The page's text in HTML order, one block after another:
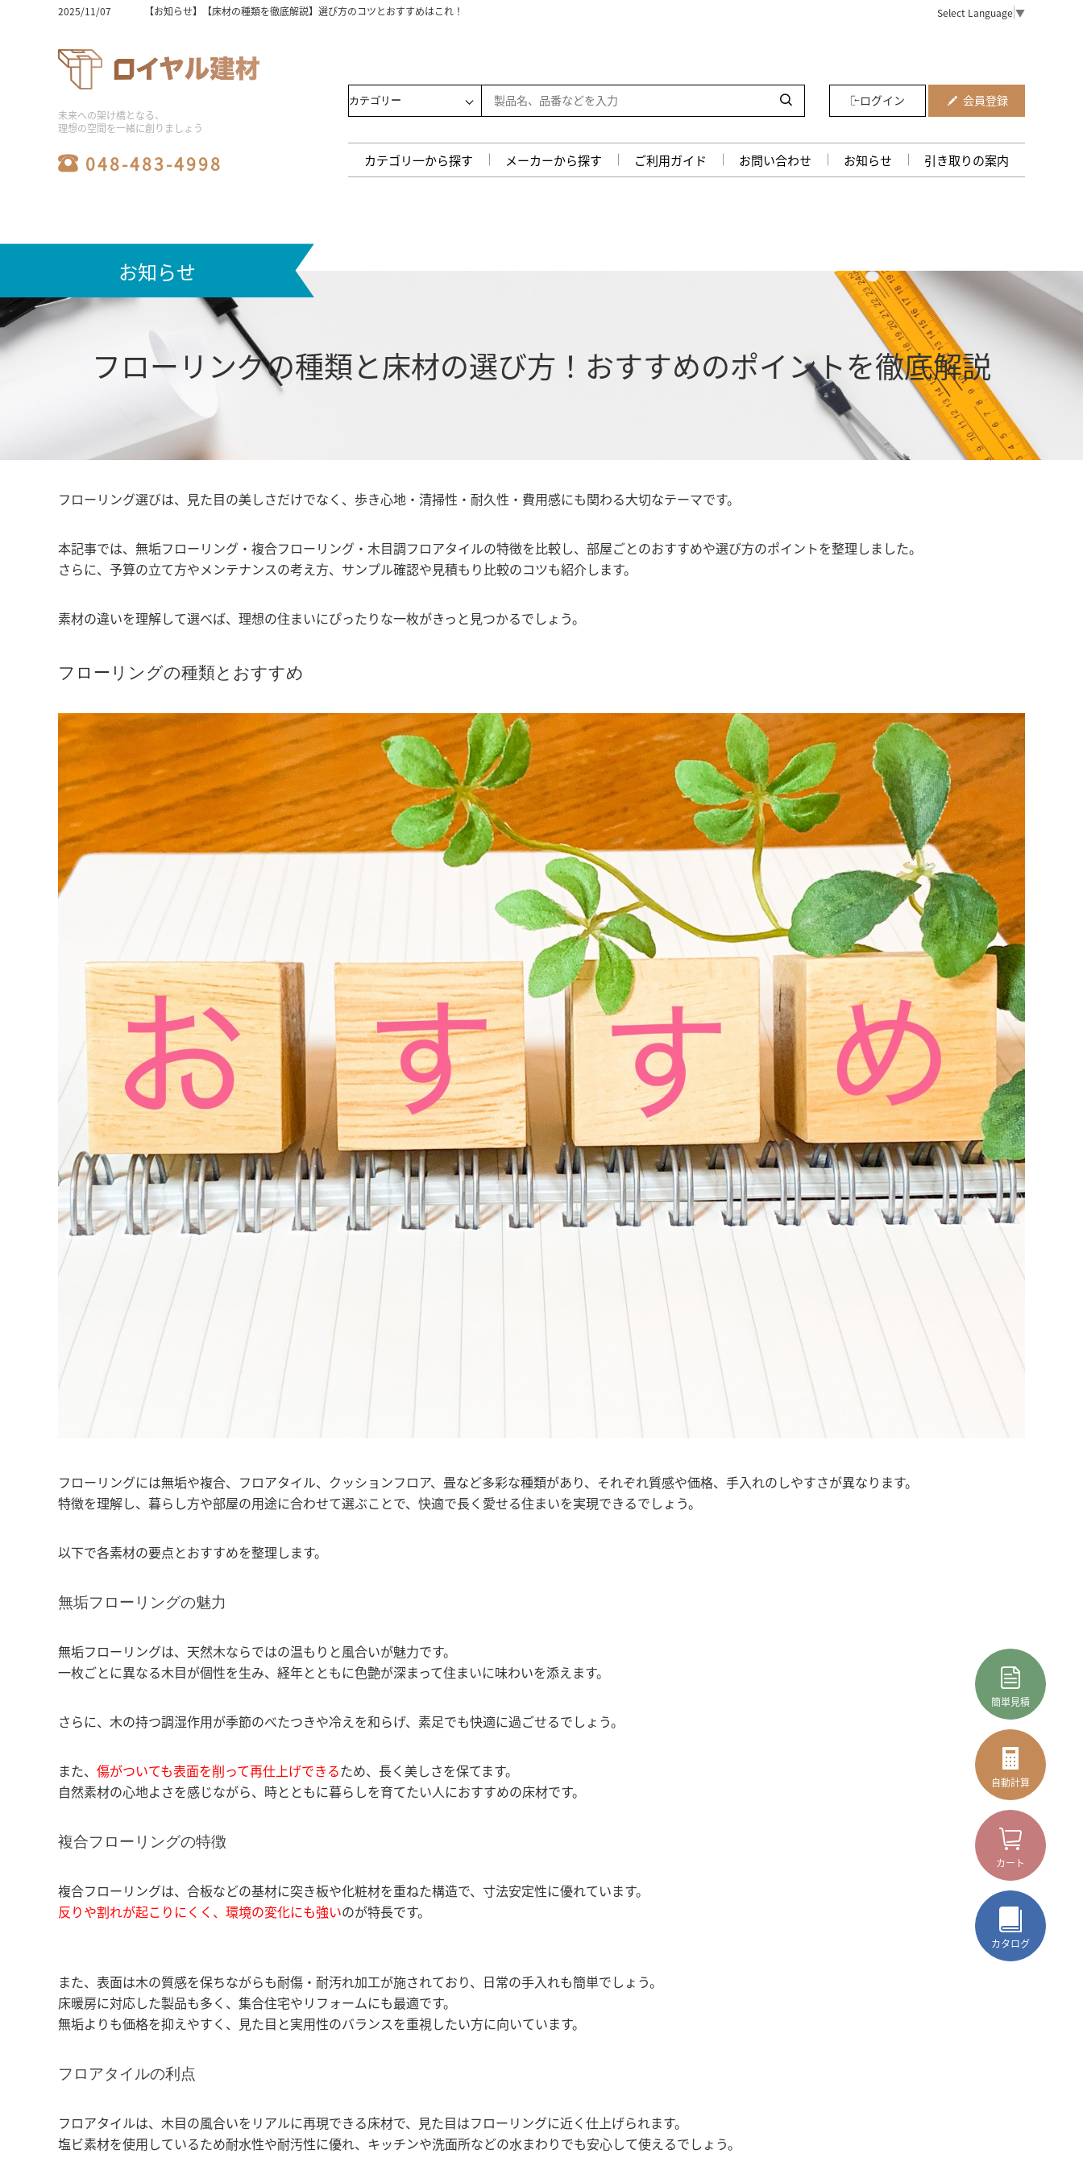
2025/11/07
【お知らせ】【床材選びの完全版】木の種類と特徴を徹底解説！
2025/11/07
【お知らせ】ユニットバスの工事費用込み相場を徹底解説！安く抑えるコツは？
2025/11/07
【お知らせ】フローリングの種類と床材の選び方！おすすめのポイントを徹底解説
2025/11/07
【お知らせ】【ビニル床タイル】初心者でも簡単！選び方と敷き方のコツ
【お知らせ】【激安】シャワーユニットを徹底比較！人気商品と選び方のコツ
2025/11/07
【お知らせ】【必見】シャワーユニットの人気メーカー徹底比較！
2025/11/06
【お知らせ】【保存版】システムバス価格の比較とおすすめ商品ランキング
【お知らせ】ユニットバスの工事の費用相場と工期｜安くする方法や事例も解説
2025/08/06
【お知らせ】床材の種類は何がある？価格・特徴と部屋別に選び方も解説
2025/08/06
【お知らせ】【メーカー別】フロアタイルの特徴を比較！最適な選び方も紹介
2024/07/16
【お知らせ】2024夏季休業お知らせ
【お知らせ】メーカー倉庫への直接お引き取りに関しまして
【お知らせ】ゴールデンウィーク休業のお知らせ
【お知らせ】2025～2026年年末年始休暇期間・ご注文に関しまして
Select Language ▼
未来への架け橋となる、
理想の空間を一緒に創りましょう
048-483-4998
ログイン 会員登録
カテゴリ一から探す メーカーから探す ご利用ガイド お問い合わせ お知らせ 引き取りの案内
お知らせ
フローリングの種類と床材の選び方！おすすめのポイントを徹底解説
フローリング選びは、見た目の美しさだけでなく、歩き心地・清掃性・耐久性・費用感にも関わる大切なテーマです。
本記事では、無垢フローリング・複合フローリング・木目調フロアタイルの特徴を比較し、部屋ごとのおすすめや選び方のポイントを整理しました。
さらに、予算の立て方やメンテナンスの考え方、サンプル確認や見積もり比較のコツも紹介します。
素材の違いを理解して選べば、理想の住まいにぴったりな一枚がきっと見つかるでしょう。
フローリングの種類とおすすめ
フローリングには無垢や複合、フロアタイル、クッションフロア、畳など多彩な種類があり、それぞれ質感や価格、手入れのしやすさが異なります。
特徴を理解し、暮らし方や部屋の用途に合わせて選ぶことで、快適で長く愛せる住まいを実現できるでしょう。
以下で各素材の要点とおすすめを整理します。
無垢フローリングの魅力
無垢フローリングは、天然木ならではの温もりと風合いが魅力です。
一枚ごとに異なる木目が個性を生み、経年とともに色艶が深まって住まいに味わいを添えます。
さらに、木の持つ調湿作用が季節のべたつきや冷えを和らげ、素足でも快適に過ごせるでしょう。
また、 傷がついても表面を削って再仕上げできるため、長く美しさを保てます。
自然素材の心地よさを感じながら、時とともに暮らしを育てたい人におすすめの床材です。
複合フローリングの特徴
複合フローリングは、合板などの基材に突き板や化粧材を重ねた構造で、寸法安定性に優れています。
反りや割れが起こりにくく、環境の変化にも強いのが特長です。
また、表面は木の質感を保ちながらも耐傷・耐汚れ加工が施されており、日常の手入れも簡単でしょう。
床暖房に対応した製品も多く、集合住宅やリフォームにも最適です。
無垢よりも価格を抑えやすく、見た目と実用性のバランスを重視したい方に向いています。
フロアタイルの利点
フロアタイルは、木目の風合いをリアルに再現できる床材で、見た目はフローリングに近く仕上げられます。
塩ビ素材を使用しているため耐水性や耐汚性に優れ、キッチンや洗面所などの水まわりでも安心して使えるでしょう。
簡単見積
自動計算
カート
カタログ